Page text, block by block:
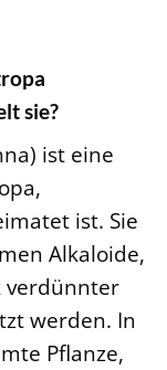
sie?
ist eine
ist. Sie
Alkaloide,
verdünnter
werden. In
Pflanze,